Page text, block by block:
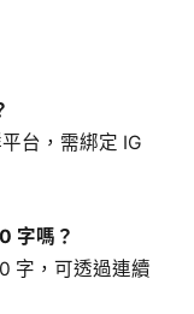
台，需綁定 IG
字嗎？
字，可透過連續